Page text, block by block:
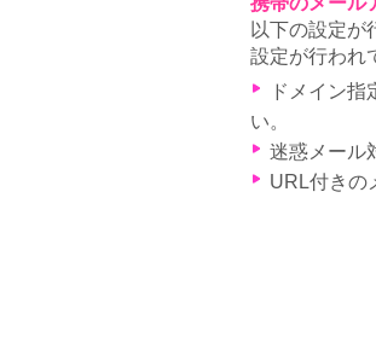
以下の設定が
設定が行われ
ドメイン
い。
迷惑メール
URL付きの